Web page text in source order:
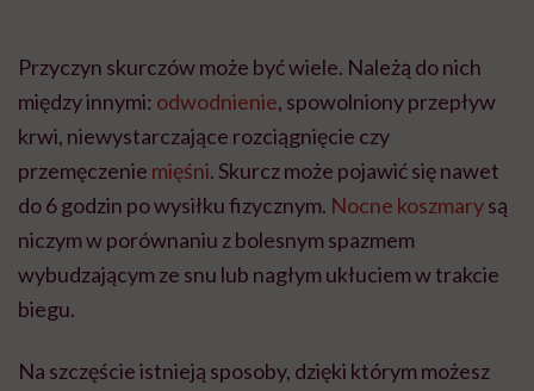
Przyczyn skurczów może być wiele. Należą do nich
między innymi: odwodnienie, spowolniony przepływ
krwi, niewystarczające rozciągnięcie czy
przemęczenie mięśni. Skurcz może pojawić się nawet
do 6 godzin po wysiłku fizycznym. Nocne koszmarysą
niczym w porównaniu z bolesnym spazmem
wybudzającym ze snu lub nagłym ukłuciem w trakcie
biegu.
Na szczęście istnieją sposoby, dzięki którym możesz